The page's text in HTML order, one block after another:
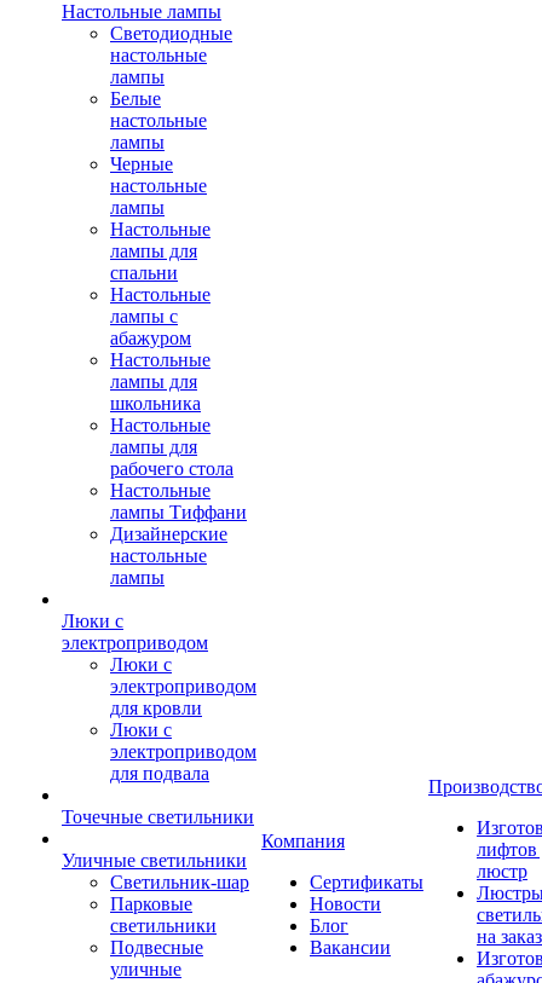
Настольные лампы
Светодиодные
настольные
лампы
Белые
настольные
лампы
Черные
настольные
лампы
Настольные
лампы для
спальни
Настольные
лампы с
абажуром
Настольные
лампы для
школьника
Настольные
лампы для
рабочего стола
Настольные
лампы Тиффани
Дизайнерские
настольные
лампы
Люки с
электроприводом
Люки с
электроприводом
для кровли
Люки с
электроприводом
для подвала
Точечные светильники
Уличные светильники
Светильник-шар
Парковые
светильники
Подвесные
уличные
Компания
Сертификаты
Новости
Блог
Вакансии
лифтов
люстр
на заказ